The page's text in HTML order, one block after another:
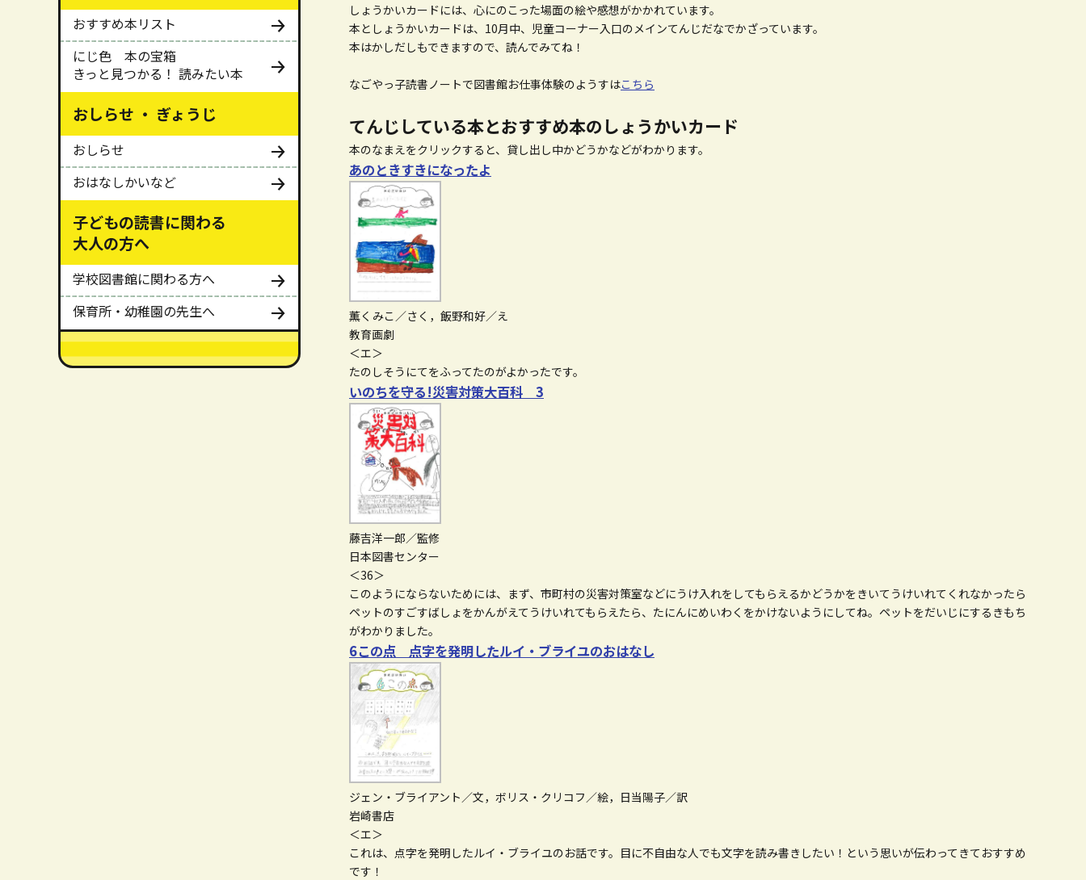
おすすめ本リスト
にじ色 本の宝箱
きっと見つかる！ 読みたい本
おしらせ ・ ぎょうじ
おしらせ
おはなしかいなど
子どもの読書に関わる
大人の方へ
学校図書館に関わる方へ
保育所・幼稚園の先生へ
メインメニューここまで。
しょうかいカードには、心にのこった場面の絵や感想がかかれています。
本としょうかいカードは、10月中、児童コーナー入口のメインてんじだなでかざっています。
本はかしだしもできますので、読んでみてね！
なごやっ子読書ノートで図書館お仕事体験のようすはこちら
てんじしている本とおすすめ本のしょうかいカード
本のなまえをクリックすると、貸し出し中かどうかなどがわかります。
あのときすきになったよ
薫くみこ／さく，飯野和好／え
教育画劇
＜エ＞
たのしそうにてをふってたのがよかったです。
いのちを守る!災害対策大百科 3
藤吉洋一郎／監修
日本図書センター
＜36＞
このようにならないためには、まず、市町村の災害対策室などにうけ入れをしてもらえるかどうかをきいてうけいれてくれなかったら
ペットのすごすばしょをかんがえてうけいれてもらえたら、たにんにめいわくをかけないようにしてね。ペットをだいじにするきもち
がわかりました。
6この点 点字を発明したルイ・ブライユのおはなし
ジェン・ブライアント／文，ボリス・クリコフ／絵，日当陽子／訳
岩崎書店
＜エ＞
これは、点字を発明したルイ・ブライユのお話です。目に不自由な人でも文字を読み書きしたい！という思いが伝わってきておすすめ
です！